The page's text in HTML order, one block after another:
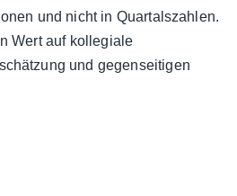
und nicht in Quartalszahlen.
Wert auf kollegiale
und gegenseitigen